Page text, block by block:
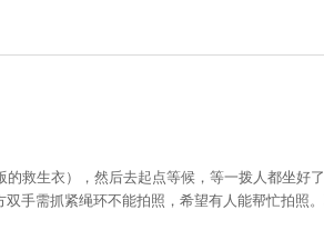
救生衣），然后去起点等候，等一拨人都坐
手需抓紧绳环不能拍照，希望有人能帮忙拍